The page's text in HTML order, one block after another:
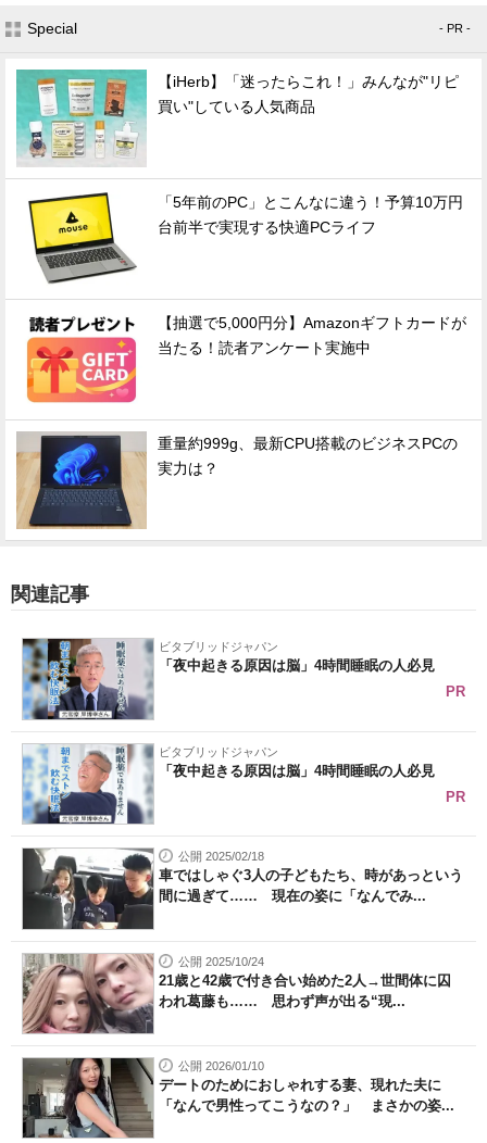
Special - PR -
【iHerb】「迷ったらこれ！」みんなが"リピ
買い"している人気商品
「5年前のPC」とこんなに違う！予算10万円
台前半で実現する快適PCライフ
【抽選で5,000円分】Amazonギフトカードが
当たる！読者アンケート実施中
重量約999g、最新CPU搭載のビジネスPCの
実力は？
関連記事
ビタブリッドジャパン
「夜中起きる原因は脳」4時間睡眠の人必見
PR
ビタブリッドジャパン
「夜中起きる原因は脳」4時間睡眠の人必見
PR
公開 2025/02/18
車ではしゃぐ3人の子どもたち、時があっという
間に過ぎて…… 現在の姿に「なんでみ...
公開 2025/10/24
21歳と42歳で付き合い始めた2人→世間体に囚
われ葛藤も…… 思わず声が出る“現...
公開 2026/01/10
デートのためにおしゃれする妻、現れた夫に
「なんで男性ってこうなの？」 まさかの姿...